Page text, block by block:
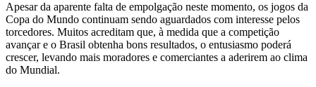
Apesar da aparente falta de empolgação neste momento, os jogos da
Copa do Mundo continuam sendo aguardados com interesse pelos
torcedores. Muitos acreditam que, à medida que a competição
avançar e o Brasil obtenha bons resultados, o entusiasmo poderá
crescer, levando mais moradores e comerciantes a aderirem ao clima
do Mundial.